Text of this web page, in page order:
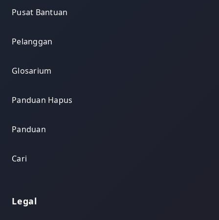
Pusat Bantuan
Pelanggan
Glosarium
Panduan Hapus
Panduan
Cari
Legal